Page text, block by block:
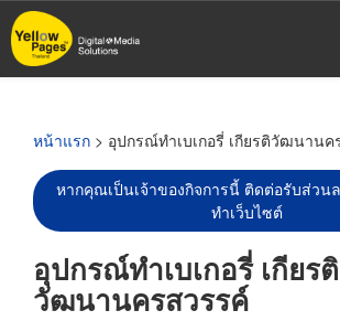
ข้าม
ไป
หน้าแรก > อุปกรณ์ทำเบเกอรี่ เกียรติวัฒนานค
หากคุณเป็นเจ้าของกิจการนี้ ติดต่อรับส่วน
ทำเว็บไซต์
อุปกรณ์ทำเบเกอรี่ เกียรติ
วัฒนานครสวรรค์